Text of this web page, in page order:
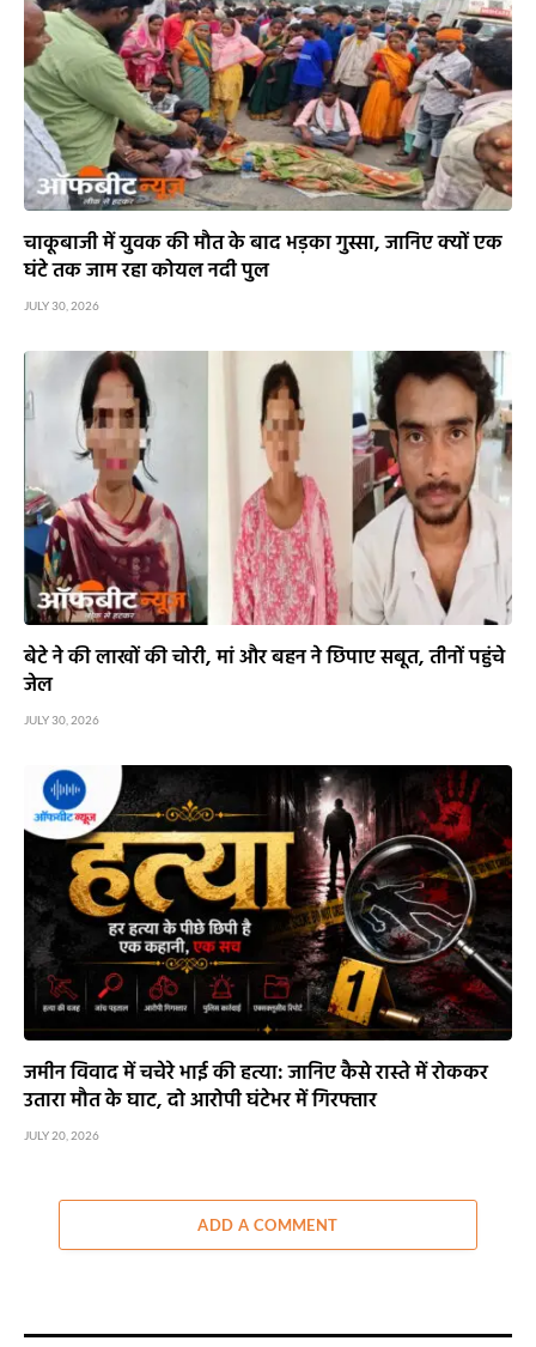
चाकूबाजी में युवक की मौत के बाद भड़का गुस्सा, जानिए क्यों एक
घंटे तक जाम रहा कोयल नदी पुल
JULY 30, 2026
बेटे ने की लाखों की चोरी, मां और बहन ने छिपाए सबूत, तीनों पहुंचे
जेल
JULY 30, 2026
जमीन विवाद में चचेरे भाई की हत्या: जानिए कैसे रास्ते में रोककर
उतारा मौत के घाट, दो आरोपी घंटेभर में गिरफ्तार
JULY 20, 2026
ADD A COMMENT